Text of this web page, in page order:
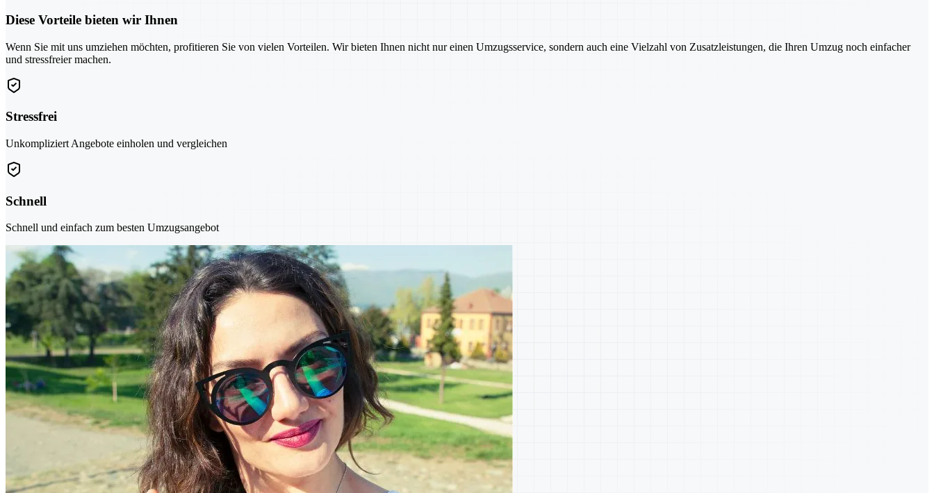
Diese Vorteile bieten wir Ihnen
Wenn Sie mit uns umziehen möchten, profitieren Sie von vielen Vorteilen. Wir bieten Ihnen nicht nur einen Umzugsservice, sondern auch eine Vielzahl von Zusatzleistungen, die Ihren Umzug noch einfacher
und stressfreier machen.
Stressfrei
Unkompliziert Angebote einholen und vergleichen
Schnell
Schnell und einfach zum besten Umzugsangebot